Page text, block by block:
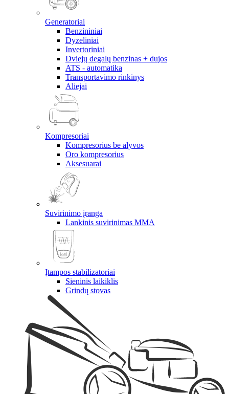
Generatoriai
Benzininiai
Dyzeliniai
Invertoriniai
Dviejų degalų benzinas + dujos
ATS - automatika
Transportavimo rinkinys
Aliejai
Kompresoriai
Kompresorius be alyvos
Oro kompresorius
Aksesuarai
Suvirinimo įranga
Lankinis suvirinimas MMA
Įtampos stabilizatoriai
Sieninis laikiklis
Grindų stovas